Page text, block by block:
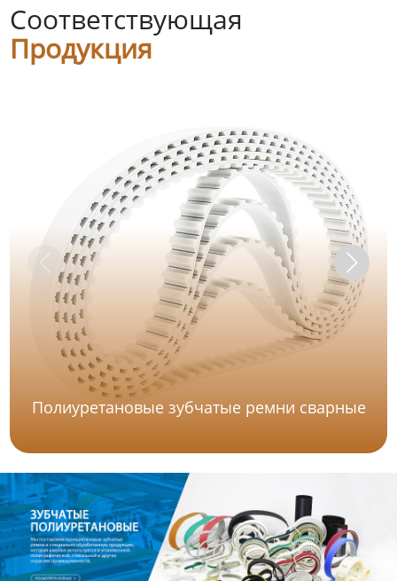
Соответствующая
Продукция
Полиуретановые зубчатые ремни сварные